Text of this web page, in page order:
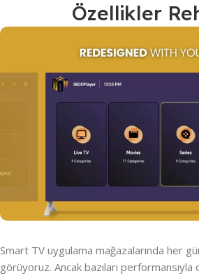
Özellikler
Smart TV uygulama mağazalarında her
görüyoruz. Ancak bazıları